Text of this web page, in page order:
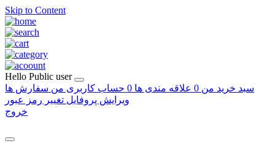
Skip to Content
Hello Public user
سبد خرید من 0 علاقه مندی ها 0 حساب کاربری من سفارش ها
ویرایش پروفایل تغییر رمز عبور
خروج